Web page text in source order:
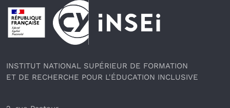
Pied de page
INSTITUT NATIONAL SUPÉRIEUR DE FORMATION
ET DE RECHERCHE POUR L'ÉDUCATION INCLUSIVE